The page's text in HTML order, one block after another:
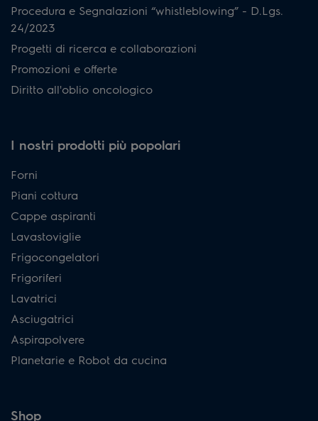
Procedura e Segnalazioni “whistleblowing” - D.Lgs.
24/2023
Progetti di ricerca e collaborazioni
Promozioni e offerte
Diritto all'oblio oncologico
I nostri prodotti più popolari
Forni
Piani cottura
Cappe aspiranti
Lavastoviglie
Frigocongelatori
Frigoriferi
Lavatrici
Asciugatrici
Aspirapolvere
Planetarie e Robot da cucina
Shop